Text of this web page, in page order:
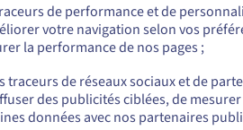
de OVHcloud
us.ovhcloud.com/
Anglais USD - $
ou
sur le site actuel
de performance et de
votre navigation selon vos
la performance de nos pages ;
traceurs de réseaux sociaux et de
des publicités ciblées, de
données avec nos partenaires